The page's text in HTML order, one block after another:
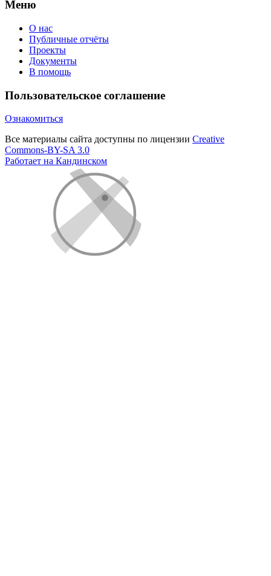
Меню
О нас
Публичные отчёты
Проекты
Документы
В помощь
Пользовательское соглашение
Ознакомиться
Все материалы сайта доступны по лицензии Creative
Commons-BY-SA 3.0
Работает на Кандинском